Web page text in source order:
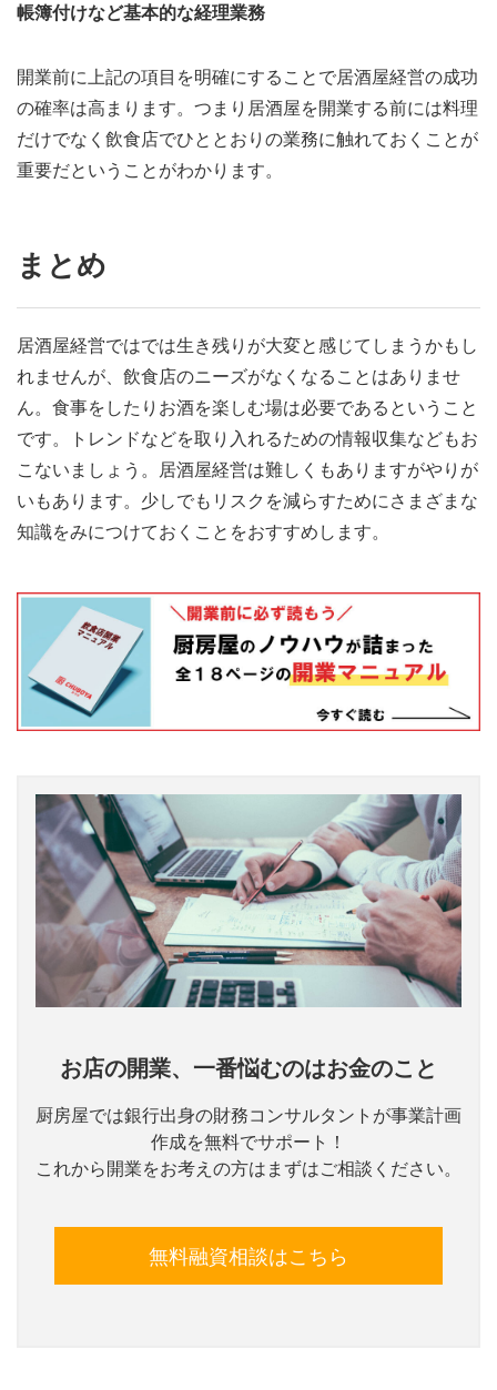
帳簿付けなど基本的な経理業務
開業前に上記の項目を明確にすることで居酒屋経営の成功
の確率は高まります。つまり居酒屋を開業する前には料理
だけでなく飲食店でひととおりの業務に触れておくことが
重要だということがわかります。
まとめ
居酒屋経営ではでは生き残りが大変と感じてしまうかもし
れませんが、飲食店のニーズがなくなることはありませ
ん。食事をしたりお酒を楽しむ場は必要であるということ
です。トレンドなどを取り入れるための情報収集などもお
こないましょう。居酒屋経営は難しくもありますがやりが
いもあります。少しでもリスクを減らすためにさまざまな
知識をみにつけておくことをおすすめします。
お店の開業、一番悩むのはお金のこと
厨房屋では銀行出身の財務コンサルタントが事業計画
作成を無料でサポート！
これから開業をお考えの方はまずはご相談ください。
無料融資相談はこちら